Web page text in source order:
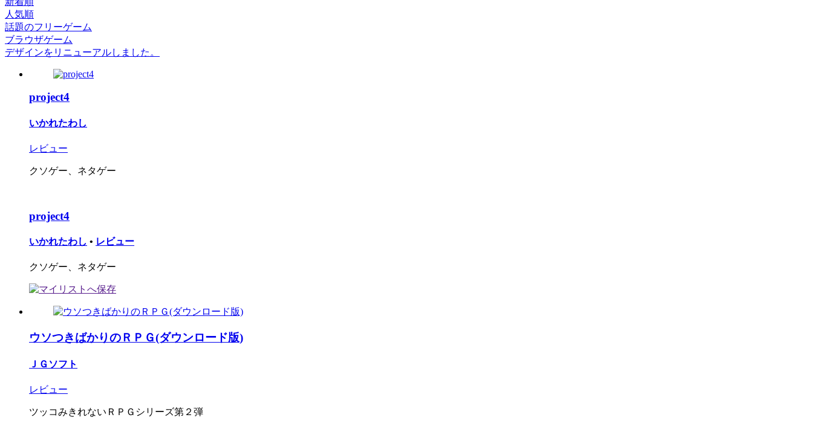
人気順
話題のフリーゲーム
ブラウザゲーム
デザインをリニューアルしました。
project4
いかれたわし
レビュー
クソゲー、ネタゲー
project4
いかれたわし • レビュー
クソゲー、ネタゲー
ウソつきばかりのＲＰＧ(ダウンロード版)
ＪＧソフト
レビュー
ツッコみきれないＲＰＧシリーズ第２弾